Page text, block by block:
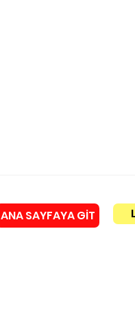
ANA SAYFAYA GİT